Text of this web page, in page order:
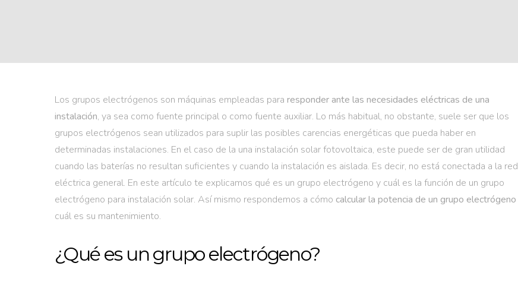
Los grupos electrógenos son máquinas empleadas para responder ante las necesidades eléctricas de una
instalación, ya sea como fuente principal o como fuente auxiliar. Lo más habitual, no obstante, suele ser que los
grupos electrógenos sean utilizados para suplir las posibles carencias energéticas que pueda haber en
determinadas instalaciones. En el caso de la una instalación solar fotovoltaica, este puede ser de gran utilidad
cuando las baterías no resultan suficientes y cuando la instalación es aislada. Es decir, no está conectada a la red
eléctrica general. En este artículo te explicamos qué es un grupo electrógeno y cuál es la función de un grupo
electrógeno para instalación solar. Así mismo respondemos a cómo calcular la potencia de un grupo electrógeno
cuál es su mantenimiento.
¿Qué es un grupo electrógeno?